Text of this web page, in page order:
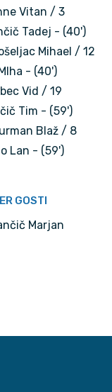
Vitan / 3
Tadej - (40')
Mihael / 12
- (40')
Vid / 19
Tim - (59')
Blaž / 8
Lan - (59')
GOSTI
Marjan